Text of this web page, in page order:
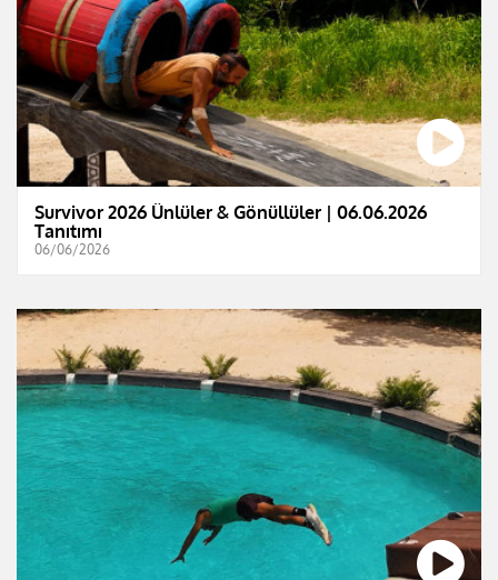
Survivor 2026 Ünlüler & Gönüllüler | 06.06.2026
Tanıtımı
06/06/2026